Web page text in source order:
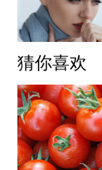
猜你喜欢